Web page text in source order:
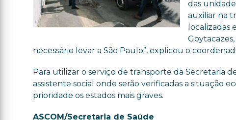
das
auxiliar na
localizadas
necessário levar a São Paulo”, explicou o
Para utilizar o serviço de transporte da Secretaria
assistente social onde serão verificadas a situação
prioridade os estados mais graves.
ASCOM/Secretaria de Saúde